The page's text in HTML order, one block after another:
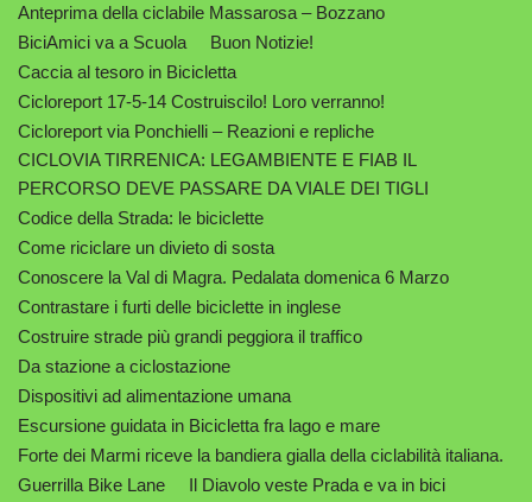
Anteprima della ciclabile Massarosa – Bozzano
BiciAmici va a Scuola
Buon Notizie!
Caccia al tesoro in Bicicletta
Cicloreport 17-5-14 Costruiscilo! Loro verranno!
Cicloreport via Ponchielli – Reazioni e repliche
CICLOVIA TIRRENICA: LEGAMBIENTE E FIAB IL
PERCORSO DEVE PASSARE DA VIALE DEI TIGLI
Codice della Strada: le biciclette
Come riciclare un divieto di sosta
Conoscere la Val di Magra. Pedalata domenica 6 Marzo
Contrastare i furti delle biciclette in inglese
Costruire strade più grandi peggiora il traffico
Da stazione a ciclostazione
Dispositivi ad alimentazione umana
Escursione guidata in Bicicletta fra lago e mare
Forte dei Marmi riceve la bandiera gialla della ciclabilità italiana.
Guerrilla Bike Lane
Il Diavolo veste Prada e va in bici